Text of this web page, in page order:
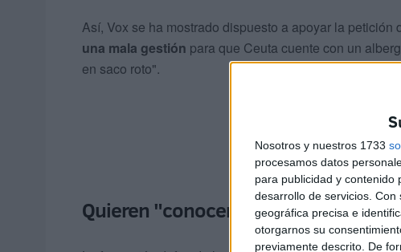
Nosotros y nuestros 1733
procesamos datos
para publicidad y contenido
desarrollo de servicios. Con
geográfica precisa e
otorgarnos su
previamente descrito. De
Así, Vox se ha mostrado dispuesto a apoyar la petición
una mala gestión para que Ceuta cuente con un
en saco roto".
Quieren "conocer si se ha